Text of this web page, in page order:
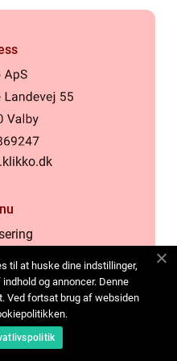
oss
til at huske dine indstillinger,
og annoncer. Denne
Ved fortsat brug af websiden